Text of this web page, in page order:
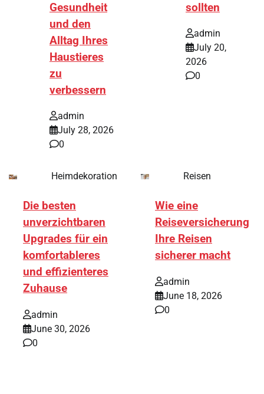
Gesundheit
und den
Alltag Ihres
Haustieres
zu
verbessern
admin
July 28, 2026
0
sollten
admin
July 20,
2026
0
Heimdekoration
Die besten
unverzichtbaren
Upgrades für ein
komfortableres
und effizienteres
Zuhause
admin
June 30, 2026
0
Reisen
Wie eine
Reiseversicherung
Ihre Reisen
sicherer macht
admin
June 18, 2026
0